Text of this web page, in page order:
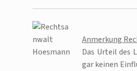
Anmerkung
Das Urteil des
gar keinen